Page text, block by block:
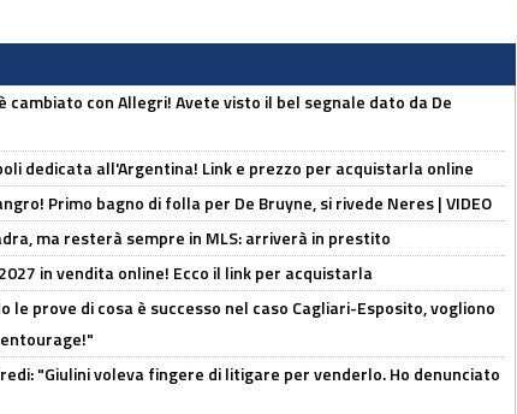
cambiato con Allegri! Avete visto il bel segnale dato da De
dedicata all'Argentina! Link e prezzo per acquistarla online
Primo bagno di folla per De Bruyne, si rivede Neres | VIDEO
ma resterà sempre in MLS: arriverà in prestito
in vendita online! Ecco il link per acquistarla
le prove di cosa è successo nel caso Cagliari-Esposito, vogliono
"Giulini voleva fingere di litigare per venderlo. Ho denunciato